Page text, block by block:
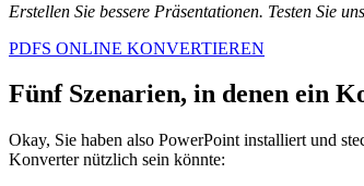
Erstellen Sie bessere Präsentationen. Testen Sie
PDFS ONLINE KONVERTIEREN
Fünf Szenarien, in denen ein
Okay, Sie haben also PowerPoint installiert und
Konverter nützlich sein könnte: